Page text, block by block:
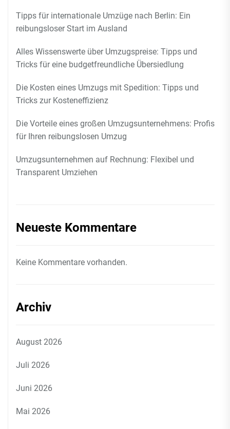
Tipps für internationale Umzüge nach Berlin: Ein
reibungsloser Start im Ausland
Alles Wissenswerte über Umzugspreise: Tipps und
Tricks für eine budgetfreundliche Übersiedlung
Die Kosten eines Umzugs mit Spedition: Tipps und
Tricks zur Kosteneffizienz
Die Vorteile eines großen Umzugsunternehmens: Profis
für Ihren reibungslosen Umzug
Umzugsunternehmen auf Rechnung: Flexibel und
Transparent Umziehen
Neueste Kommentare
Keine Kommentare vorhanden.
Archiv
August 2026
Juli 2026
Juni 2026
Mai 2026